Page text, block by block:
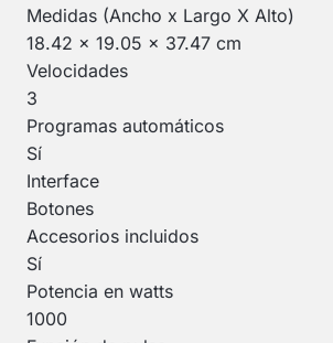
Medidas (Ancho x Largo X Alto)
18.42 x 19.05 x 37.47 cm
Velocidades
3
Programas automáticos
Sí
Interface
Botones
Accesorios incluidos
Sí
Potencia en watts
1000